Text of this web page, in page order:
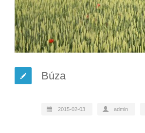
Búza
2015-02-03 admin